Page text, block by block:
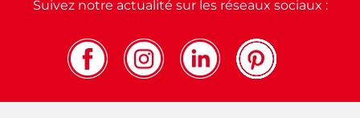
Suivez notre actualité sur les réseaux sociaux :